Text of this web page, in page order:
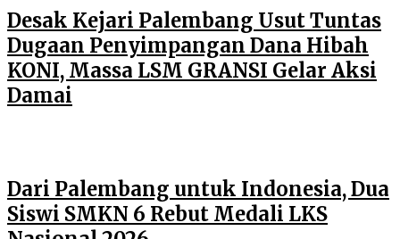
Desak Kejari Palembang Usut Tuntas
Dugaan Penyimpangan Dana Hibah
KONI, Massa LSM GRANSI Gelar Aksi
Damai
Dari Palembang untuk Indonesia, Dua
Siswi SMKN 6 Rebut Medali LKS